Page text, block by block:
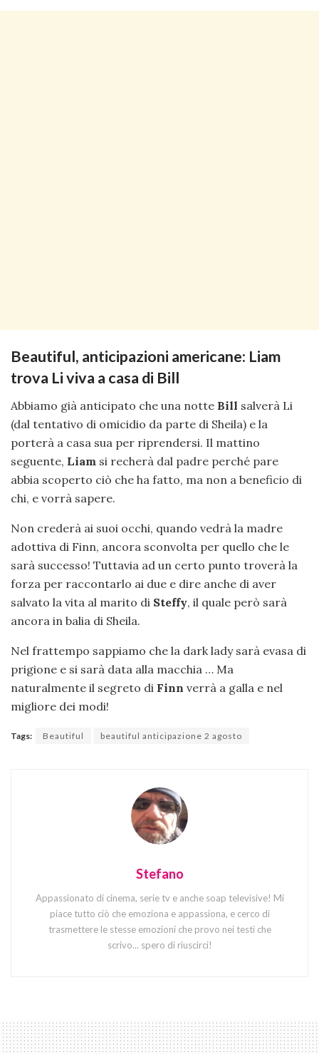
Beautiful, anticipazioni americane: Liam
trova Li viva a casa di Bill
Abbiamo già anticipato che una notte Bill salverà Li
(dal tentativo di omicidio da parte di Sheila) e la
porterà a casa sua per riprendersi. Il mattino
seguente, Liam si recherà dal padre perché pare
abbia scoperto ciò che ha fatto, ma non a beneficio di
chi, e vorrà sapere.
Non crederà ai suoi occhi, quando vedrà la madre
adottiva di Finn, ancora sconvolta per quello che le
sarà successo! Tuttavia ad un certo punto troverà la
forza per raccontarlo ai due e dire anche di aver
salvato la vita al marito di Steffy, il quale però sarà
ancora in balia di Sheila.
Nel frattempo sappiamo che la dark lady sarà evasa di
prigione e si sarà data alla macchia … Ma
naturalmente il segreto di Finn verrà a galla e nel
migliore dei modi!
Tags: Beautiful beautiful anticipazione 2 agosto
Stefano
Appassionato di cinema, serie tv e anche soap televisive! Mi
piace tutto ciò che emoziona e appassiona, e cerco di
trasmettere le stesse emozioni che provo nei testi che
scrivo... spero di riuscirci!